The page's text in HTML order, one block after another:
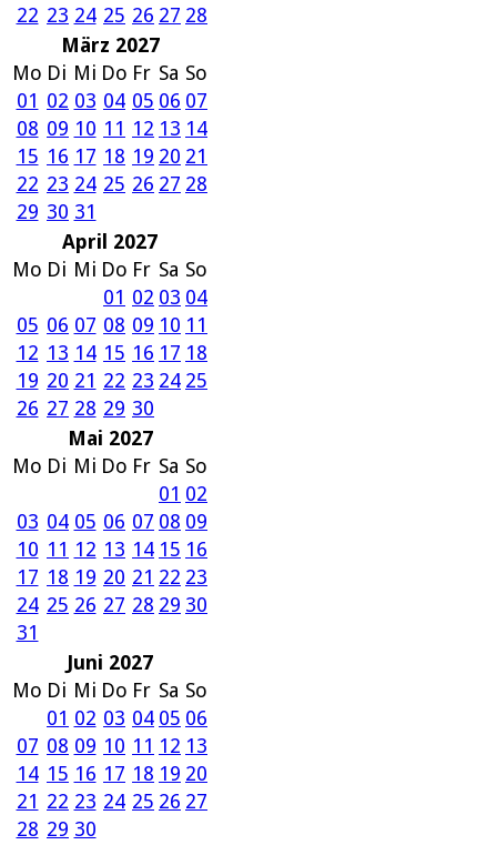
22 23 24 25 26 27 28
März 2027
Mo Di Mi Do Fr Sa So
01 02 03 04 05 06 07
08 09 10 11 12 13 14
15 16 17 18 19 20 21
22 23 24 25 26 27 28
29 30 31
April 2027
Mo Di Mi Do Fr Sa So
01 02 03 04
05 06 07 08 09 10 11
12 13 14 15 16 17 18
19 20 21 22 23 24 25
26 27 28 29 30
Mai 2027
Mo Di Mi Do Fr Sa So
01 02
03 04 05 06 07 08 09
10 11 12 13 14 15 16
17 18 19 20 21 22 23
24 25 26 27 28 29 30
31
Juni 2027
Mo Di Mi Do Fr Sa So
01 02 03 04 05 06
07 08 09 10 11 12 13
14 15 16 17 18 19 20
21 22 23 24 25 26 27
28 29 30